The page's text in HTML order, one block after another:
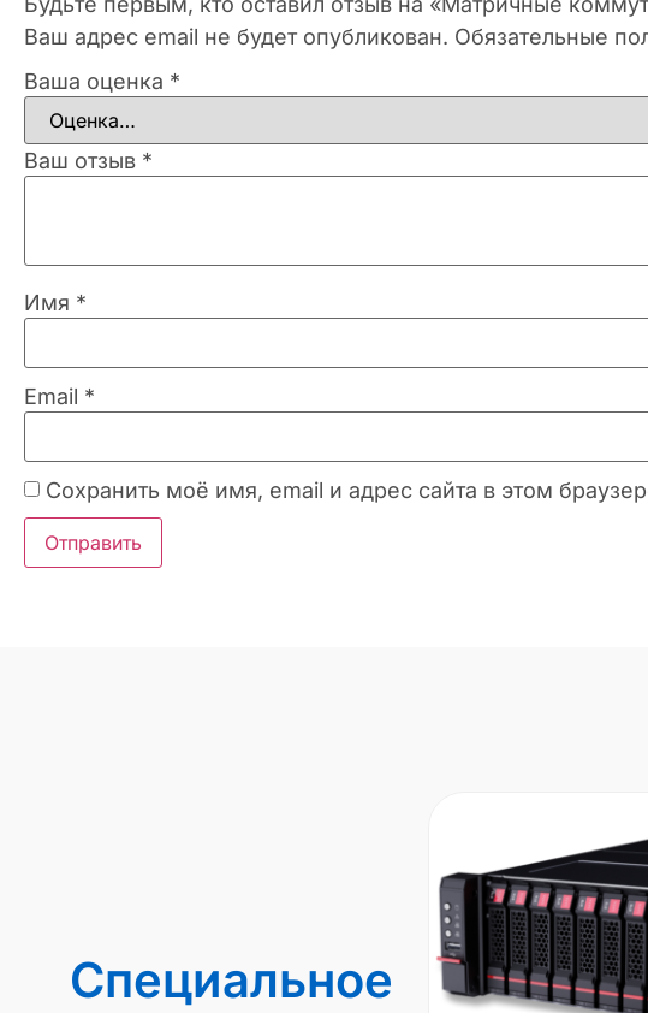
Ваш адрес email не будет опубликован. Обязательные
Ваша оценка *
Ваш отзыв *
Имя *
Email *
Сохранить моё имя, email и адрес сайта в этом
Специальное